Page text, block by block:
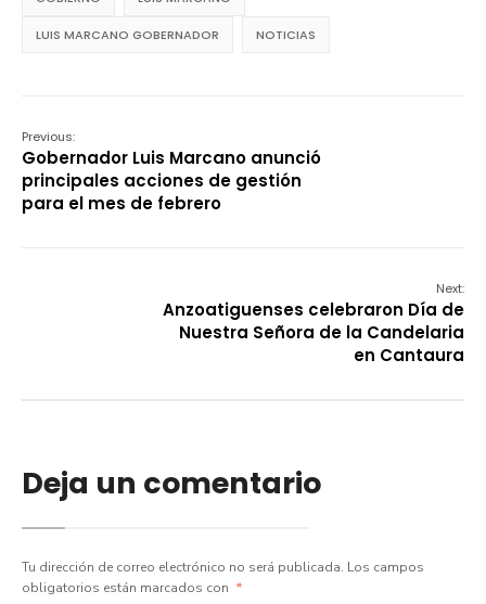
LUIS MARCANO GOBERNADOR NOTICIAS
Previous:
Gobernador Luis Marcano anunció
principales acciones de gestión
para el mes de febrero
Next:
Anzoatiguenses celebraron Día de
Nuestra Señora de la Candelaria
en Cantaura
Deja un comentario
Tu dirección de correo electrónico no será publicada. Los campos
obligatorios están marcados con *